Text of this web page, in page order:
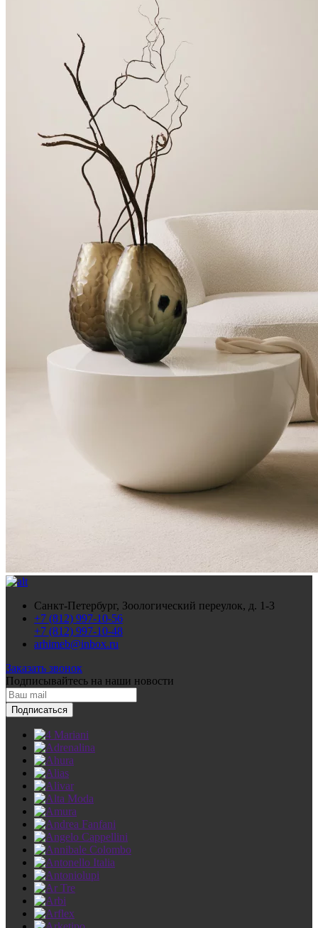
Санкт-Петербург, Зоологический переулок, д. 1-3
+7 (812) 997-10-56
+7 (812) 997-10-48
arhimeb@inbox.ru
Заказать звонок
Подписывайтесь на наши новости